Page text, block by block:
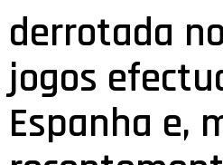
derrotada
jogos
Espanha e,